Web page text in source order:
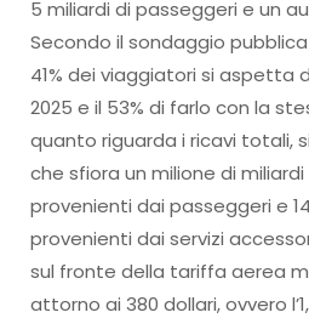
5 miliardi di passeggeri e un
Secondo il sondaggio
41% dei viaggiatori si aspetta
2025 e il 53% di farlo con la
quanto riguarda i ricavi totali,
che sfiora un milione di
provenienti dai passeggeri e
provenienti dai servizi
sul fronte della tariffa aerea
attorno ai 380 dollari, ovvero